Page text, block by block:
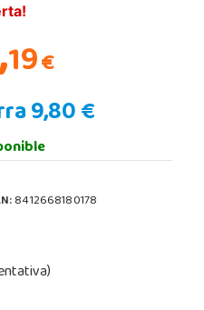
19€
9,80 €
8412668180178